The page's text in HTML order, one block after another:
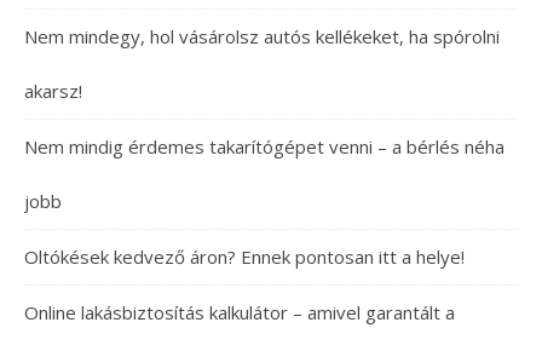
Nem mindegy, hol vásárolsz autós kellékeket, ha spórolni
akarsz!
Nem mindig érdemes takarítógépet venni – a bérlés néha
jobb
Oltókések kedvező áron? Ennek pontosan itt a helye!
Online lakásbiztosítás kalkulátor – amivel garantált a